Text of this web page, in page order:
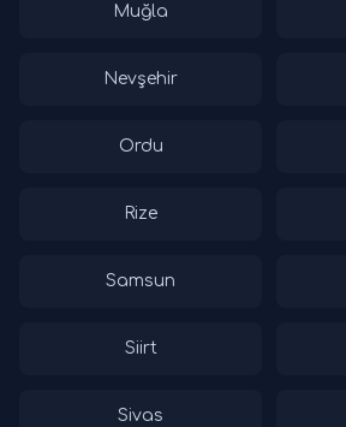
Muğla
Nevşehir
Ordu
Rize
Samsun
Siirt
Sivas